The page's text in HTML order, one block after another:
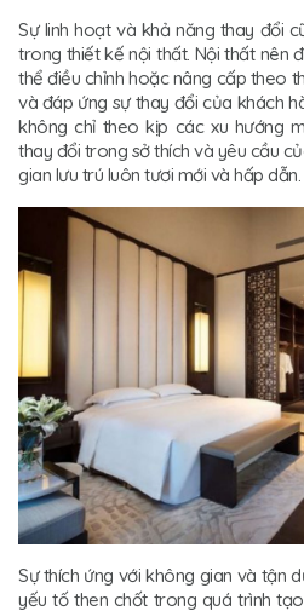
Sự linh hoạt và khả năng thay đổi
trong thiết kế nội thất. Nội thất nên
thể điều chỉnh hoặc nâng cấp theo
và đáp ứng sự thay đổi của khách
không chỉ theo kịp các xu hướng
thay đổi trong sở thích và yêu cầu
gian lưu trú luôn tươi mới và hấp dẫn.
Sự thích ứng với không gian và tận
yếu tố then chốt trong quá trình